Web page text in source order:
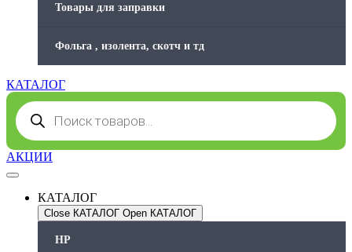
Товары для заправки
Фольга , изолента, скотч и тд
КАТАЛОГ
Поиск
товаров
АКЦИИ
КАТАЛОГ
Close КАТАЛОГ Open КАТАЛОГ
HP